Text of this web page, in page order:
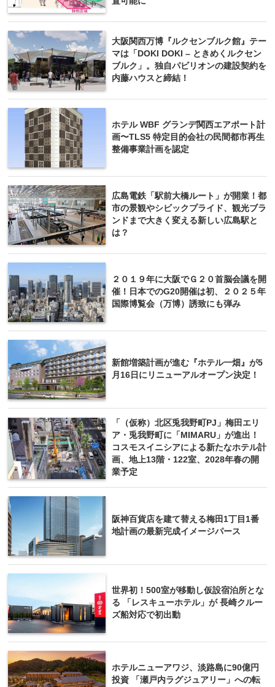
大阪関西万博『ルクセンブルク館』テー
マは「DOKI DOKI – ときめくルクセン
ブルク」。独自パビリオンの建設契約を
内藤ハウスと締結！
ホテル WBF グランデ関西エアポート計
画〜TLS5 特定目的会社の民間都市再生
整備事業計画を認定
広島電鉄「駅前大橋ルート」が開業！都
市の景観やシビックプライド、観光ブラ
ンドまで大きく変える新しい広島駅と
は？
２０１９年に大阪でＧ２０首脳会議を開
催！日本でのG20開催は初、２０２５年
国際博覧会（万博）誘致にも弾み
新館増築計画が進む『ホテル一畑』が5
月16日にリニューアルオープン決定！
「（仮称）北区兎我野町PJ」梅田エリ
ア・兎我野町に「MIMARU」が進出！
コスモスイニシアによる新たなホテル計
画、地上13階・122室、2028年春の開
業予定
阪神百貨店を建て替える梅田1丁目1番
地計画の最新完成イメージパース
世界初！500室が移動し仮設宿泊所とな
る 「レスキューホテル」が 長崎クルー
ズ船対応で初出動
ホテルニューアワジ、淡路島に90億円
投資 「瀬戸内ラグジュアリー」への転